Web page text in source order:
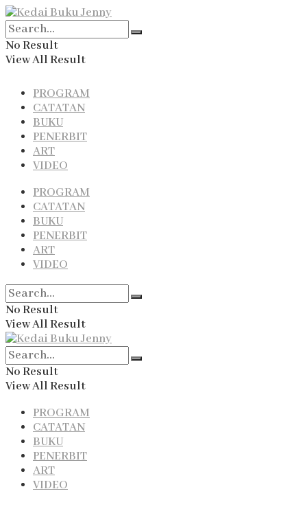
No Result
View All Result
PROGRAM
CATATAN
BUKU
PENERBIT
ART
VIDEO
PROGRAM
CATATAN
BUKU
PENERBIT
ART
VIDEO
No Result
View All Result
No Result
View All Result
PROGRAM
CATATAN
BUKU
PENERBIT
ART
VIDEO